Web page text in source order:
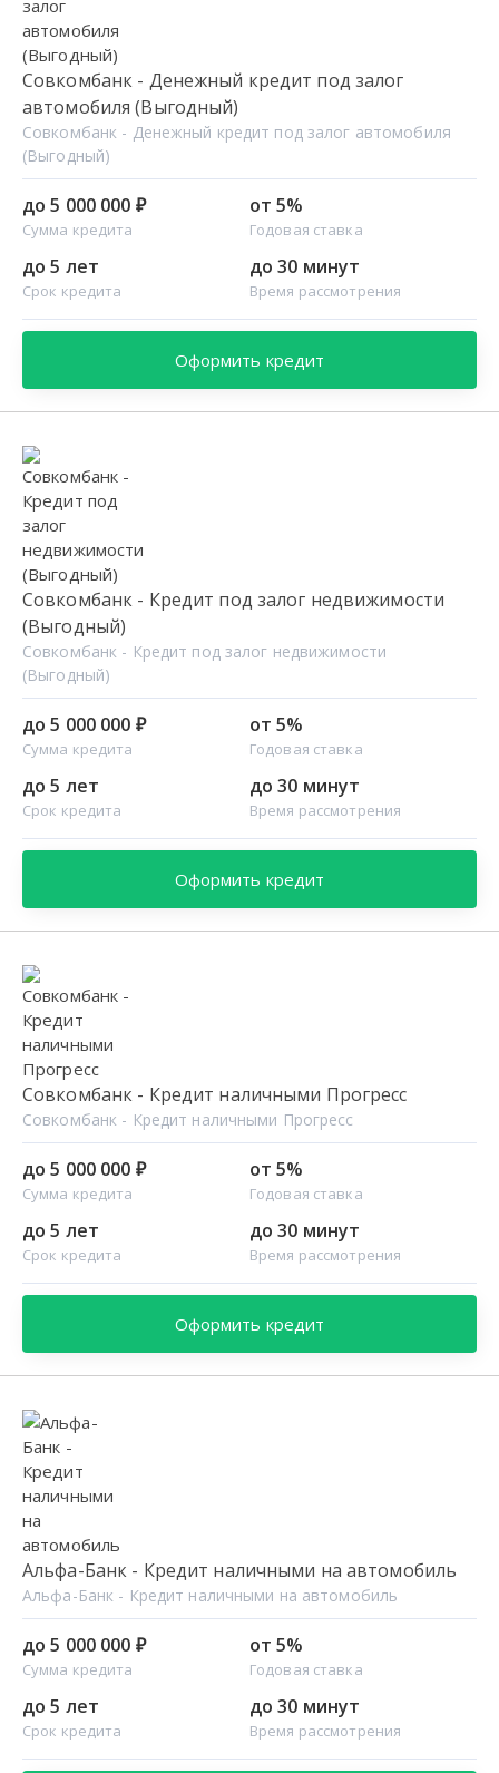
Совкомбанк - Денежный кредит под залог
автомобиля (Выгодный)
Совкомбанк - Денежный кредит под залог автомобиля
(Выгодный)
до 5 000 000 ₽
Сумма кредита
от 5%
Годовая ставка
до 5 лет
Срок кредита
до 30 минут
Время рассмотрения
Оформить кредит
Совкомбанк - Кредит под залог недвижимости
(Выгодный)
Совкомбанк - Кредит под залог недвижимости
(Выгодный)
до 5 000 000 ₽
Сумма кредита
от 5%
Годовая ставка
до 5 лет
Срок кредита
до 30 минут
Время рассмотрения
Оформить кредит
Совкомбанк - Кредит наличными Прогресс
Совкомбанк - Кредит наличными Прогресс
до 5 000 000 ₽
Сумма кредита
от 5%
Годовая ставка
до 5 лет
Срок кредита
до 30 минут
Время рассмотрения
Оформить кредит
Альфа-Банк - Кредит наличными на автомобиль
Альфа-Банк - Кредит наличными на автомобиль
до 5 000 000 ₽
Сумма кредита
от 5%
Годовая ставка
до 5 лет
Срок кредита
до 30 минут
Время рассмотрения